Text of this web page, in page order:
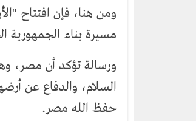
ومن هنا، فإن افتتاح
مسيرة بناء الجمهورية
ورسالة تؤكد أن مصر،
السلام، والدفاع عن
حفظ الله مصر.